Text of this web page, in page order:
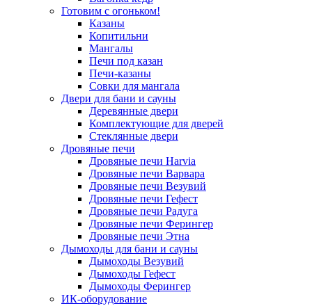
Готовим с огоньком!
Казаны
Копитильни
Мангалы
Печи под казан
Печи-казаны
Совки для мангала
Двери для бани и сауны
Деревянные двери
Комплектующие для дверей
Стеклянные двери
Дровяные печи
Дровяные печи Harvia
Дровяные печи Варвара
Дровяные печи Везувий
Дровяные печи Гефест
Дровяные печи Радуга
Дровяные печи Ферингер
Дровяные печи Этна
Дымоходы для бани и сауны
Дымоходы Везувий
Дымоходы Гефест
Дымоходы Ферингер
ИК-оборудование